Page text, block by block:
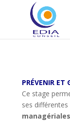
PRÉVENIR ET
Ce stage
ses
managériales